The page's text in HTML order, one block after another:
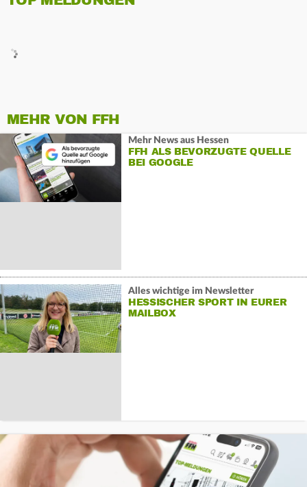
MEHR VON FFH
Mehr News aus Hessen
FFH ALS BEVORZUGTE QUELLE
BEI GOOGLE
Alles wichtige im Newsletter
HESSISCHER SPORT IN EURER
MAILBOX